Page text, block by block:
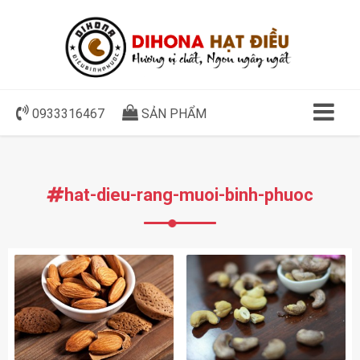
0933316467 SẢN PHẨM
hat-dieu-rang-muoi-binh-phuoc